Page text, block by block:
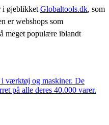
i øjeblikket Globaltools.dk, som
er webshops som
meget populære iblandt
værktøj og maskiner. De
på alle deres 40.000 varer.